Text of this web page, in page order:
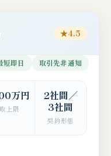
★4.5
短即日 取引先非通知
万円
上限
2社間／
3社間
契約形態